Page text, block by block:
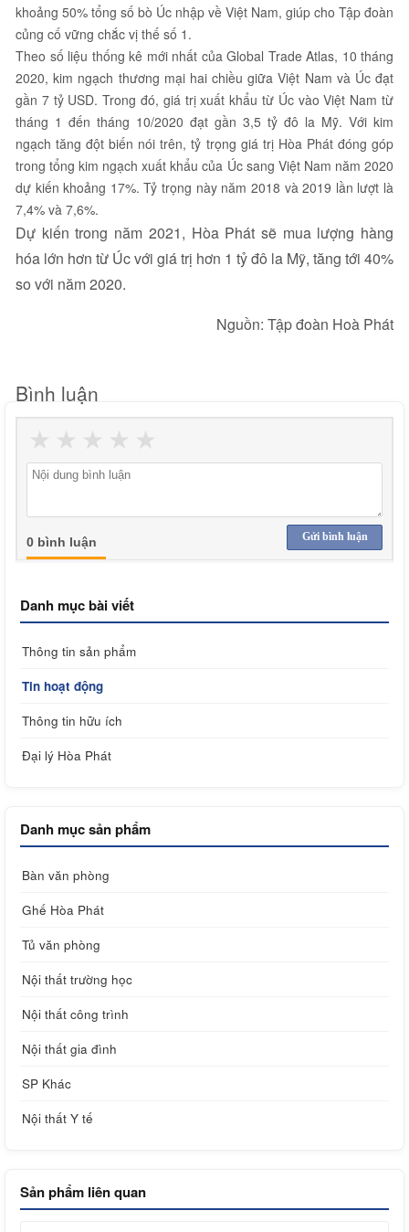
khoảng 50% tổng số bò Úc nhập về Việt Nam, giúp cho Tập đoàn
củng cố vững chắc vị thế số 1.
Theo số liệu thống kê mới nhất của Global Trade Atlas, 10 tháng
2020, kim ngạch thương mại hai chiều giữa Việt Nam và Úc đạt
gần 7 tỷ USD. Trong đó, giá trị xuất khẩu từ Úc vào Việt Nam từ
tháng 1 đến tháng 10/2020 đạt gần 3,5 tỷ đô la Mỹ. Với kim
ngạch tăng đột biến nói trên, tỷ trọng giá trị Hòa Phát đóng góp
trong tổng kim ngạch xuất khẩu của Úc sang Việt Nam năm 2020
dự kiến khoảng 17%. Tỷ trọng này năm 2018 và 2019 lần lượt là
7,4% và 7,6%.
Dự kiến trong năm 2021, Hòa Phát sẽ mua lượng hàng
hóa lớn hơn từ Úc với giá trị hơn 1 tỷ đô la Mỹ, tăng tới 40%
so với năm 2020.
Nguồn: Tập đoàn Hoà Phát
Bình luận
★
★
★
★
★
Gửi bình luận
0 bình luận
Danh mục bài viết
Thông tin sản phẩm
Tin hoạt động
Thông tin hữu ích
Đại lý Hòa Phát
Danh mục sản phẩm
Bàn văn phòng
Ghế Hòa Phát
Tủ văn phòng
Nội thất trường học
Nội thất công trình
Nội thất gia đình
SP Khác
Nội thất Y tế
Sản phẩm liên quan